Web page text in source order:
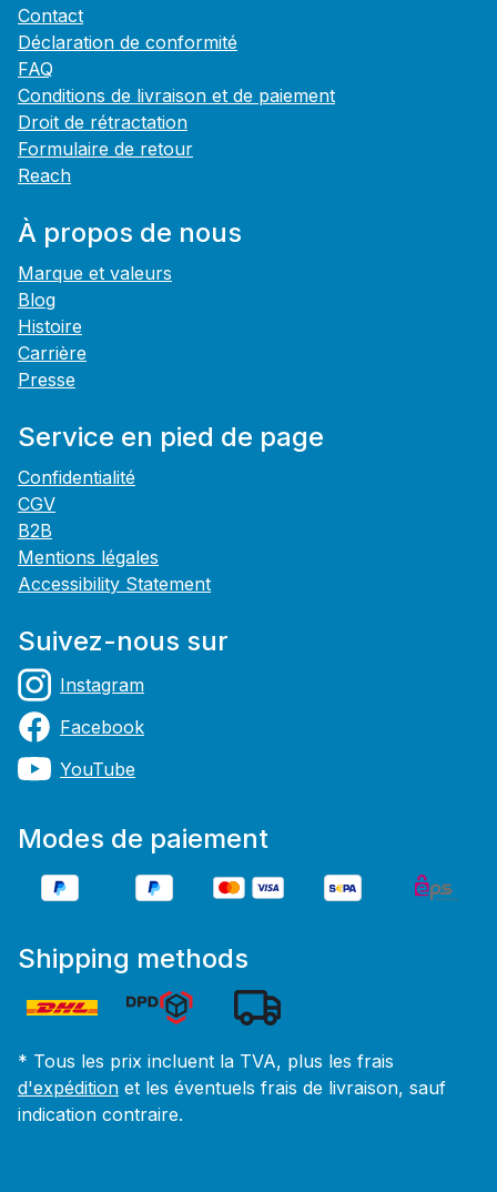
Contact
Déclaration de conformité
FAQ
Conditions de livraison et de paiement
Droit de rétractation
Formulaire de retour
Reach
À propos de nous
Marque et valeurs
Blog
Histoire
Carrière
Presse
Service en pied de page
Confidentialité
CGV
B2B
Mentions légales
Accessibility Statement
Suivez-nous sur
Instagram
Facebook
YouTube
Modes de paiement
Shipping methods
* Tous les prix incluent la TVA, plus les frais
d'expédition et les éventuels frais de livraison, sauf
indication contraire.